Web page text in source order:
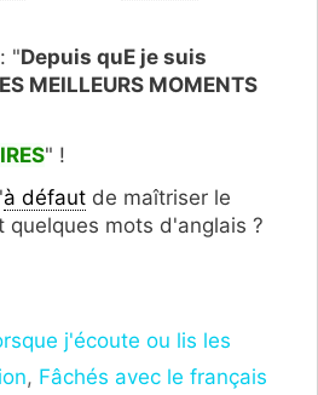
"Depuis quE je suis
MEILLEURS MOMENTS
" !
à défaut de maîtriser le
quelques mots d'anglais ?
j'écoute ou lis les
, Fâchés avec le français